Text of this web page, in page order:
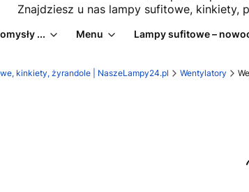
Znajdziesz u nas lampy sufitowe,
... Menu Lampy sufitowe –
kinkiety, żyrandole | NaszeLampy24.pl Wentylatory